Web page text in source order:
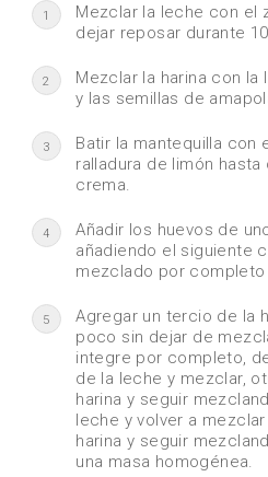
1
Mezclar la leche con el
dejar reposar durante
2
Mezclar la harina con la
y las semillas de
3
Batir la mantequilla con
ralladura de limón hasta
crema.
4
Añadir los huevos de
añadiendo el siguiente
mezclado por completo
5
Agregar un tercio de la
poco sin dejar de
integre por completo,
de la leche y mezclar,
harina y seguir
leche y volver a
harina y seguir
una masa homogénea.